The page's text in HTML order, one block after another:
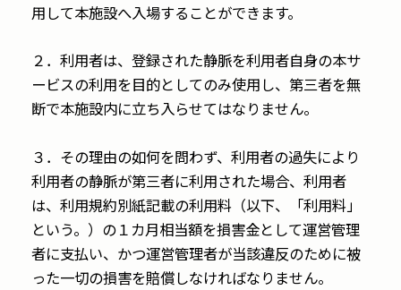
用して本施設へ入場することができます。
２．利用者は、登録された静脈を利用者自身の本サ
ービスの利用を目的としてのみ使用し、第三者を無
断で本施設内に立ち入らせてはなりません。
３．その理由の如何を問わず、利用者の過失により
利用者の静脈が第三者に利用された場合、利用者
は、利用規約別紙記載の利用料（以下、「利用料」
という。）の１カ月相当額を損害金として運営管理
者に支払い、かつ運営管理者が当該違反のために被
った一切の損害を賠償しなければなりません。